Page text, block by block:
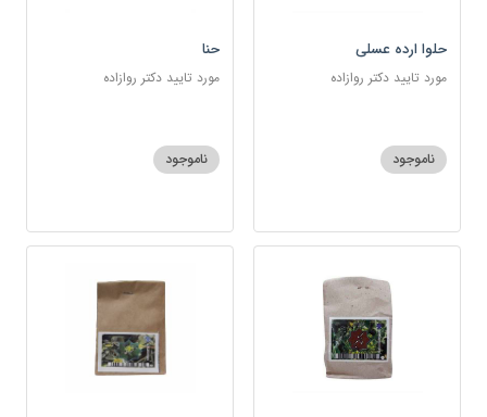
حلوا ارده عسلی
مورد تایید دکتر روازاده
ناموجود
حنا
مورد تایید دکتر روازاده
ناموجود